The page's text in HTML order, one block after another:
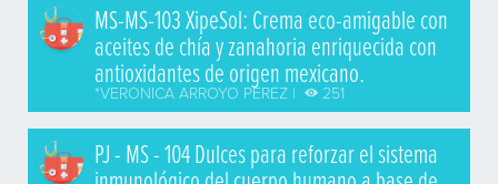
MS-MS-103 XipeSol: Crema eco-amigable con
aceites de chía y zanahoria enriquecida con
antioxidantes de origen mexicano.
*VERONICA ARROYO PEREZ | 251
PJ - MS - 104 Dulces para reforzar el sistema